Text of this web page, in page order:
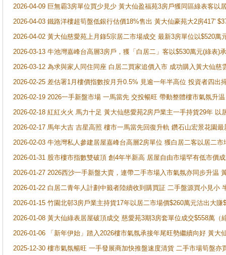
2026-04-09 巨無霸3房單位買少見少 黃大仙盈福苑3房戶獲同區綠表客以
2026-04-03 鐵路洋樓超筍盤低銀行估價18%售出 黃大仙豪苑大2房417'
2026-04-02 黃大仙慈愛苑上月錄5宗居二市場成交 最新3房單位以$520萬
2026-03-13 牛池灣嘉峰台高層3房戶，獲「白居二」客以$530萬元(綠表)
2026-03-12 為求與家人同住同座 白居二買家追價入市 成功購入黃大仙
2026-02-25 差估署1月樓價指數按月升0.5% 見逾一年半高位 投資者四
2026-02-19 2026一手新盤市場 一馬當先 交投暢旺 帶動整體樓市氣氛升
2026-02-18 紅紅火火 馬力十足 黃大仙慈愛苑2房戶業主一手持貨29年 以
2026-02-17 馬年大吉 吉星高照 樓市一馬當先回復升軌 鑽石山宏景花園
2026-02-03 牛池灣私人參建居屋嘉峰台高層2房單位 獲白居二客以居二市
2026-01-31 股市樓市指數雙破頂 創4年半新高 居屋自由市場罕有低市價
2026-01-27 2026西沙一手新盤大賣，連帶二手市場入市氣氛亦同步升温
2026-01-22 白居二青年人計劃中籤者陸續收到購買証 二手盤源買小見小
2026-01-15 竹園北邨3房戶業主持貨17年以居二市場價$260萬元沽出大賺
2026-01-08 黃大仙綠表居屋破頂成交 慈愛苑3期3房套單位成交$558萬（
2026-01-06 「新年伊始」踏入2026樓市氣氛承接年尾旺勢繼續向好 黃
2025-12-30 樓市氣氛暢旺 一手發展商加快推盤速度清貨 二手市場筍盤